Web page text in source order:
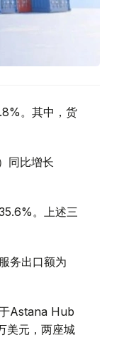
。其中，货
同比增长
。上述三
务出口额为
Astana Hub
美元，两座城